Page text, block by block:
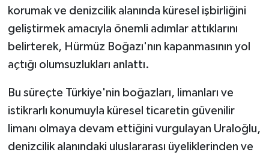
korumak ve denizcilik alanında küresel işbirliğini
geliştirmek amacıyla önemli adımlar attıklarını
belirterek, Hürmüz Boğazı'nın kapanmasının yol
açtığı olumsuzlukları anlattı.
Bu süreçte Türkiye'nin boğazları, limanları ve
istikrarlı konumuyla küresel ticaretin güvenilir
limanı olmaya devam ettiğini vurgulayan Uraloğlu,
denizcilik alanındaki uluslararası üyeliklerinden ve